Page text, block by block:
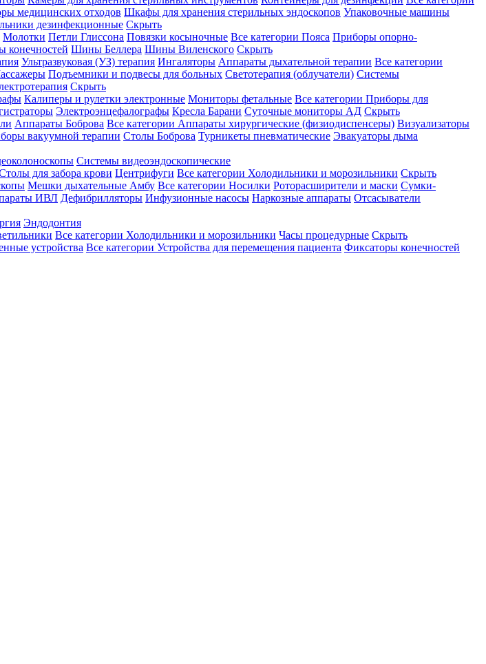
медицинских отходов Шкафы для хранения стерильных эндоскопов Упаковочные машины
дезинфекционные Скрыть
Молотки Петли Глиссона Повязки косыночные Все категории Пояса Приборы опорно-
конечностей Шины Беллера Шины Виленского Скрыть
Ультразвуковая (УЗ) терапия Ингаляторы Аппараты дыхательной терапии Все категории
Подъемники и подвесы для больных Светотерапия (облучатели) Системы
Скрыть
Калиперы и рулетки электронные Мониторы фетальные Все категории Приборы для
Электроэнцефалографы Кресла Барани Суточные мониторы АД Скрыть
Аппараты Боброва Все категории Аппараты хирургические (физиодиспенсеры) Визуализаторы
вакуумной терапии Столы Боброва Турникеты пневматические Эвакуаторы дыма
Системы видеоэндоскопические
для забора крови Центрифуги Все категории Холодильники и морозильники Скрыть
Мешки дыхательные Амбу Все категории Носилки Роторасширители и маски Сумки-
ИВЛ Дефибрилляторы Инфузионные насосы Наркозные аппараты Отсасыватели
Эндодонтия
Все категории Холодильники и морозильники Часы процедурные Скрыть
устройства Все категории Устройства для перемещения пациента Фиксаторы конечностей